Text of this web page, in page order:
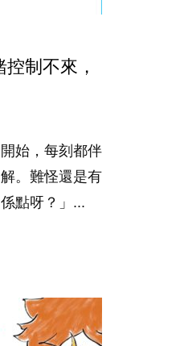
制不來，
始，每刻都伴
。難怪還是有
點呀？」...